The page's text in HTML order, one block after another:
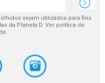
sejam utilizados para fins
da Planeta D. Ver política de